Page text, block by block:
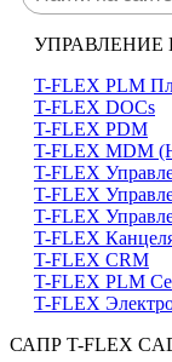
УПРАВЛЕНИЕ
T-FLEX PLM
T-FLEX DOCs
T-FLEX PDM
T-FLEX MDM
T-FLEX
T-FLEX
T-FLEX
T-FLEX
T-FLEX CRM
T-FLEX PLM
T-FLEX
САПР T-FLEX